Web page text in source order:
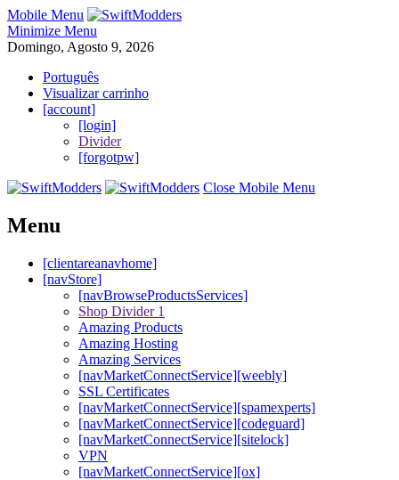
Mobile Menu
Minimize Menu
Domingo, Agosto 9, 2026
Português
Visualizar carrinho
[account]
[login]
Divider
[forgotpw]
Close Mobile Menu
Menu
[clientareanavhome]
[navStore]
[navBrowseProductsServices]
Shop Divider 1
Amazing Products
Amazing Hosting
Amazing Services
[navMarketConnectService][weebly]
SSL Certificates
[navMarketConnectService][spamexperts]
[navMarketConnectService][codeguard]
[navMarketConnectService][sitelock]
VPN
[navMarketConnectService][ox]